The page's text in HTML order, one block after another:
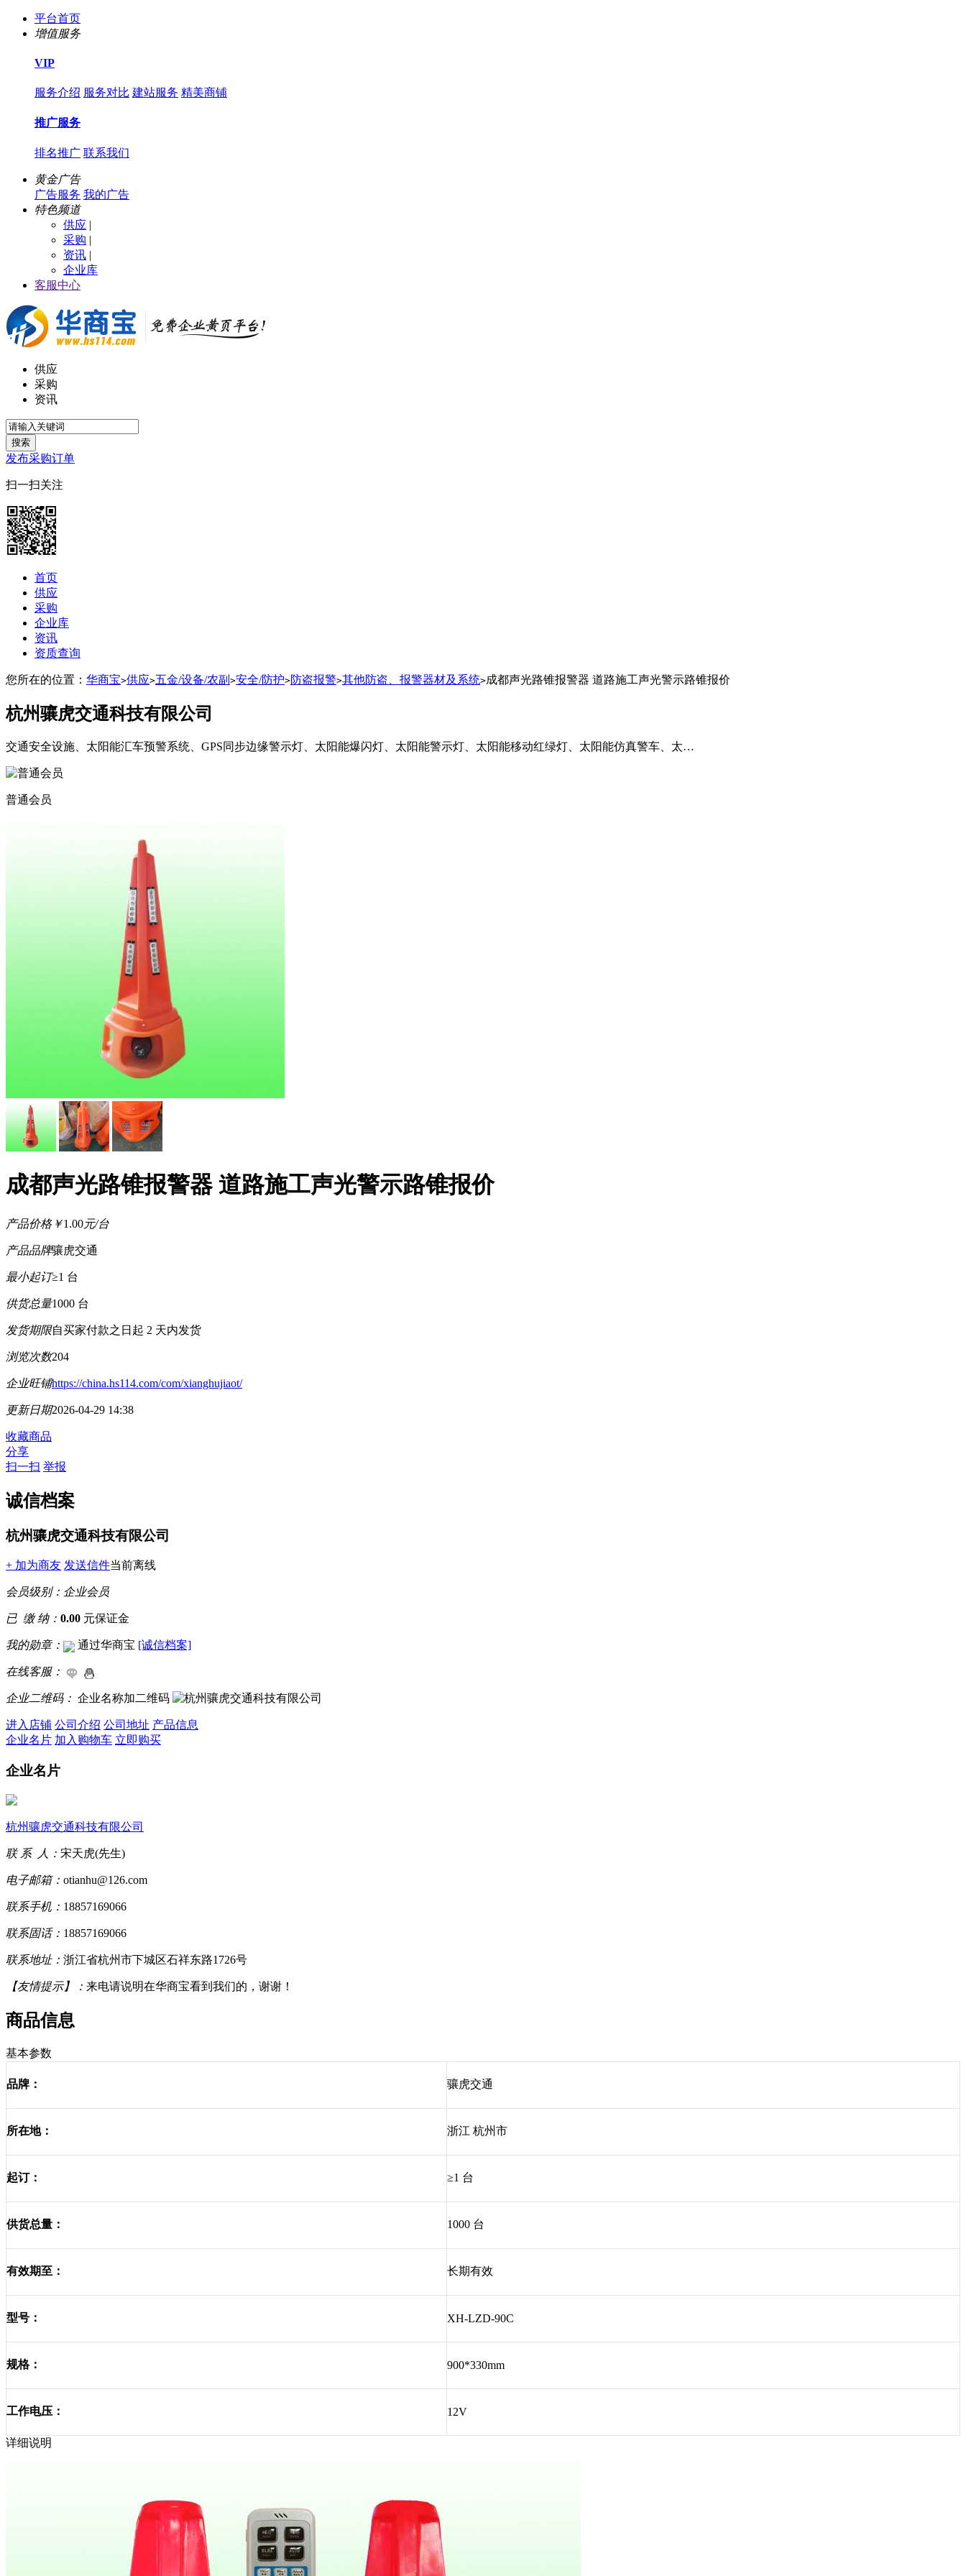
平台首页
增值服务
VIP
服务介绍 服务对比 建站服务 精美商铺
推广服务
排名推广 联系我们
黄金广告
广告服务 我的广告
特色频道
供应 |
采购 |
资讯 |
企业库
客服中心
供应
采购
资讯
搜索
发布采购订单
扫一扫关注
首页
供应
采购
企业库
资讯
资质查询
您所在的位置： 华商宝>供应>五金/设备/农副 >安全/防护>防盗报警>其他防盗、报警器材及系统>成都声光路锥报警器 道路施工声光警示路锥报价
杭州骧虎交通科技有限公司
交通安全设施、太阳能汇车预警系统、GPS同步边缘警示灯、太阳能爆闪灯、太阳能警示灯、太阳能移动红绿灯、太阳能仿真警车、太…
普通会员
成都声光路锥报警器 道路施工声光警示路锥报价
产品价格￥1.00元/台
产品品牌骧虎交通
最小起订≥1 台
供货总量1000 台
发货期限自买家付款之日起 2 天内发货
浏览次数204
企业旺铺https://china.hs114.com/com/xianghujiaot/
更新日期2026-04-29 14:38
收藏商品
分享
扫一扫 举报
诚信档案
杭州骧虎交通科技有限公司
+ 加为商友 发送信件当前离线
会员级别： 企业会员
已 缴 纳： 0.00 元保证金
我的勋章： 通过华商宝 [诚信档案]
在线客服：
企业二维码： 企业名称加二维码
进入店铺 公司介绍 公司地址 产品信息
企业名片 加入购物车 立即购买
企业名片
杭州骧虎交通科技有限公司
联 系 人： 宋天虎(先生)
电子邮箱： otianhu@126.com
联系手机： 18857169066
联系固话： 18857169066
联系地址： 浙江省杭州市下城区石祥东路1726号
【友情提示】： 来电请说明在华商宝看到我们的，谢谢！
商品信息
基本参数
品牌： 骧虎交通
所在地： 浙江 杭州市
起订： ≥1 台
供货总量： 1000 台
有效期至： 长期有效
型号： XH-LZD-90C
规格： 900*330mm
工作电压： 12V
详细说明